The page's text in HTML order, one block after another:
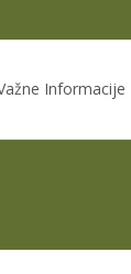
Informacije